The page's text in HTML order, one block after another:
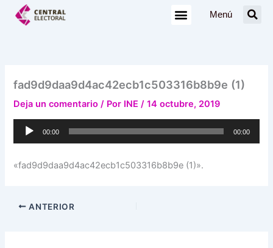
Menú
fad9d9daa9d4ac42ecb1c503316b8b9e (1)
Deja un comentario / Por INE/14 octubre, 2019
Reproductor
00:00 00:00
«fad9d9daa9d4ac42ecb1c503316b8b9e (1)».
ANTERIOR